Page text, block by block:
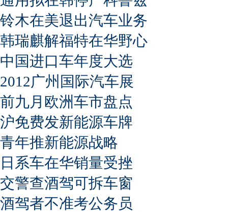
铃木在美退出汽车业务
韩瑞麒解福特在华野心
中国进口车年度大选
2012广州国际汽车展
前九月欧洲车市盘点
沪免费发新能源车牌
青年推新能源战略
日系车在华销量受挫
交警查酒驾可拆车窗
酒驾者不准考公务员